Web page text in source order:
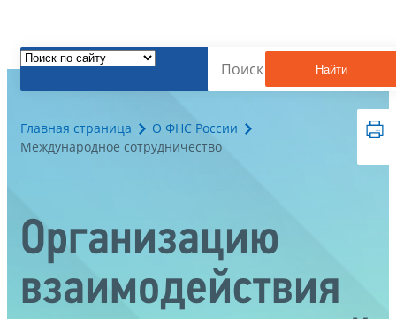
Найти
Главная страница
О ФНС России
Международное сотрудничество
Организацию
взаимодействия